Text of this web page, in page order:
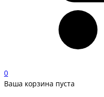
0
Ваша корзина пуста